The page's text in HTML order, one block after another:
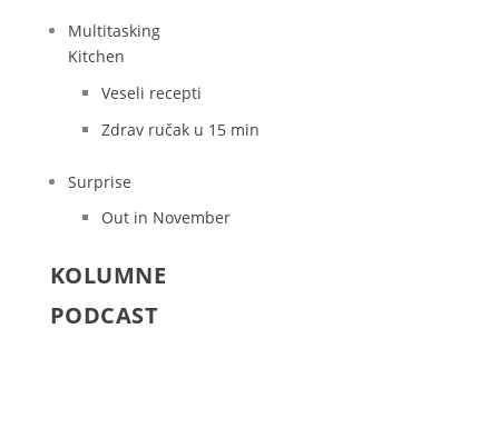
Multitasking
Kitchen
Veseli recepti
Zdrav ručak u 15 min
Surprise
Out in November
KOLUMNE
PODCAST